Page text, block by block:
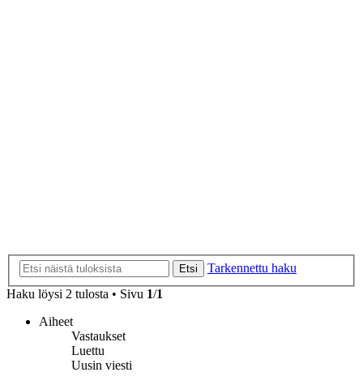
Etsi
Tarkennettu haku
Haku löysi 2 tulosta • Sivu 1/1
Aiheet
Vastaukset
Luettu
Uusin viesti